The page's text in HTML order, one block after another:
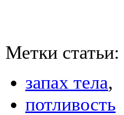
Метки статьи:
запах тела,
потливость